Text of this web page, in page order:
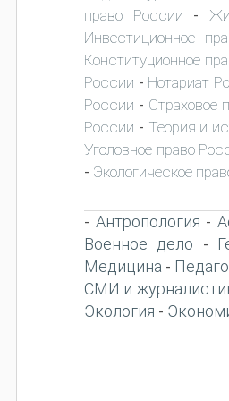
право России -
Инвестиционное
Конституционное
России - Нотариат
России - Страховое
России - Теория и
Уголовное право
- Экологическое
- Антропология -
Военное дело -
Медицина -
СМИ и
Экология -